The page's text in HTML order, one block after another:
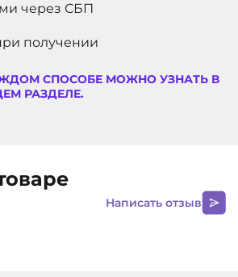
через СБП
получении
СПОСОБЕ МОЖНО УЗНАТЬ В
РАЗДЕЛЕ.
Написать отзыв